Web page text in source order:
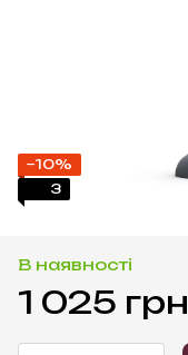
−10%
3
В наявності
1 025 грн